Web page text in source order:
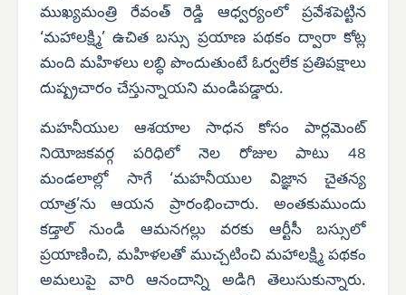
ముఖ్యమంత్రి రేవంత్ రెడ్డి ఆధ్వర్యంలో ప్రవేశపెట్టిన
‘మహాలక్ష్మి’ ఉచిత బస్సు ప్రయాణ పథకం ద్వారా కోట్ల
మంది మహిళలు లబ్ధి పొందుతుంటే ఓర్వలేక ప్రతిపక్షాలు
దుష్ప్రచారం చేస్తున్నాయని మండిపడ్డారు.
మహనీయుల ఆశయాల సాధన కోసం పార్లమెంట్
నియోజకవర్గ పరిధిలో నెల రోజుల పాటు 48
మండలాల్లో సాగే ‘మహనీయుల విజ్ఞాన చైతన్య
యాత్ర’ను ఆయన ప్రారంభించారు. అంతకుముందు
కడ్తాల్ నుండి ఆమనగల్లు వరకు ఆర్టీసీ బస్సులో
ప్రయాణించి, మహిళలతో ముచ్చటించి మహాలక్ష్మి పథకం
అమలుపై వారి ఆనందాన్ని అడిగి తెలుసుకున్నారు.